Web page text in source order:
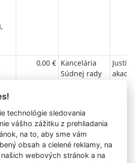
0,00 € Kancelária
Súdnej rady
34 35 36Aktuálna
stránka
36
37
40 41 »
technológie sledovania
vášho zážitku z prehliadania
na to, aby sme vám
obsah a cielené reklamy, na
webových stránok a na